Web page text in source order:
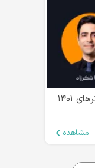
مشاهده